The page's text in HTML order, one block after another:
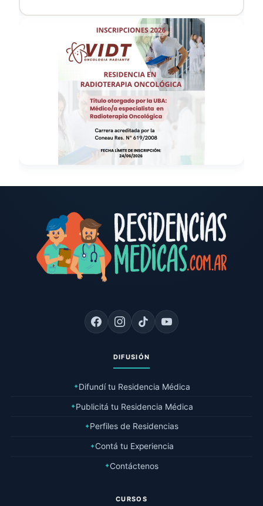
DIFUSIÓN
✦Difundí tu Residencia Médica
✦Publicitá tu Residencia Médica
✦Perfiles de Residencias
✦Contá tu Experiencia
✦Contáctenos
CURSOS